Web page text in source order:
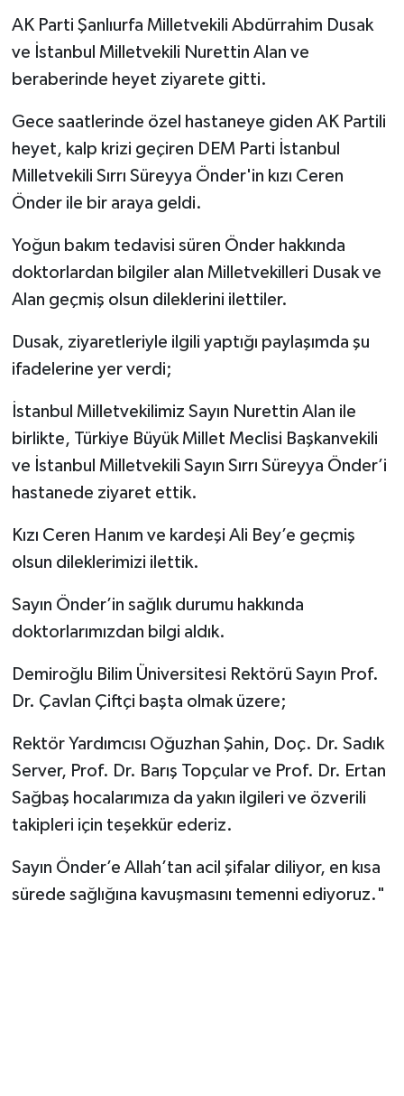
AK Parti Şanlıurfa Milletvekili Abdürrahim Dusak
ve İstanbul Milletvekili Nurettin Alan ve
beraberinde heyet ziyarete gitti.
Gece saatlerinde özel hastaneye giden AK Partili
heyet, kalp krizi geçiren DEM Parti İstanbul
Milletvekili Sırrı Süreyya Önder'in kızı Ceren
Önder ile bir araya geldi.
Yoğun bakım tedavisi süren Önder hakkında
doktorlardan bilgiler alan Milletvekilleri Dusak ve
Alan geçmiş olsun dileklerini ilettiler.
Dusak, ziyaretleriyle ilgili yaptığı paylaşımda şu
ifadelerine yer verdi;
İstanbul Milletvekilimiz Sayın Nurettin Alan ile
birlikte, Türkiye Büyük Millet Meclisi Başkanvekili
ve İstanbul Milletvekili Sayın Sırrı Süreyya Önder’i
hastanede ziyaret ettik.
Kızı Ceren Hanım ve kardeşi Ali Bey’e geçmiş
olsun dileklerimizi ilettik.
Sayın Önder’in sağlık durumu hakkında
doktorlarımızdan bilgi aldık.
Demiroğlu Bilim Üniversitesi Rektörü Sayın Prof.
Dr. Çavlan Çiftçi başta olmak üzere;
Rektör Yardımcısı Oğuzhan Şahin, Doç. Dr. Sadık
Server, Prof. Dr. Barış Topçular ve Prof. Dr. Ertan
Sağbaş hocalarımıza da yakın ilgileri ve özverili
takipleri için teşekkür ederiz.
Sayın Önder’e Allah’tan acil şifalar diliyor, en kısa
sürede sağlığına kavuşmasını temenni ediyoruz."